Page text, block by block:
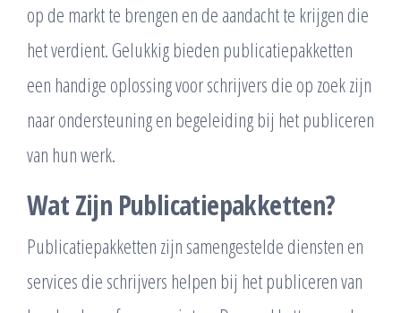
op de markt te brengen en de aandacht te krijgen die
het verdient. Gelukkig bieden publicatiepakketten
een handige oplossing voor schrijvers die op zoek zijn
naar ondersteuning en begeleiding bij het publiceren
van hun werk.
Wat Zijn Publicatiepakketten?
Publicatiepakketten zijn samengestelde diensten en
services die schrijvers helpen bij het publiceren van